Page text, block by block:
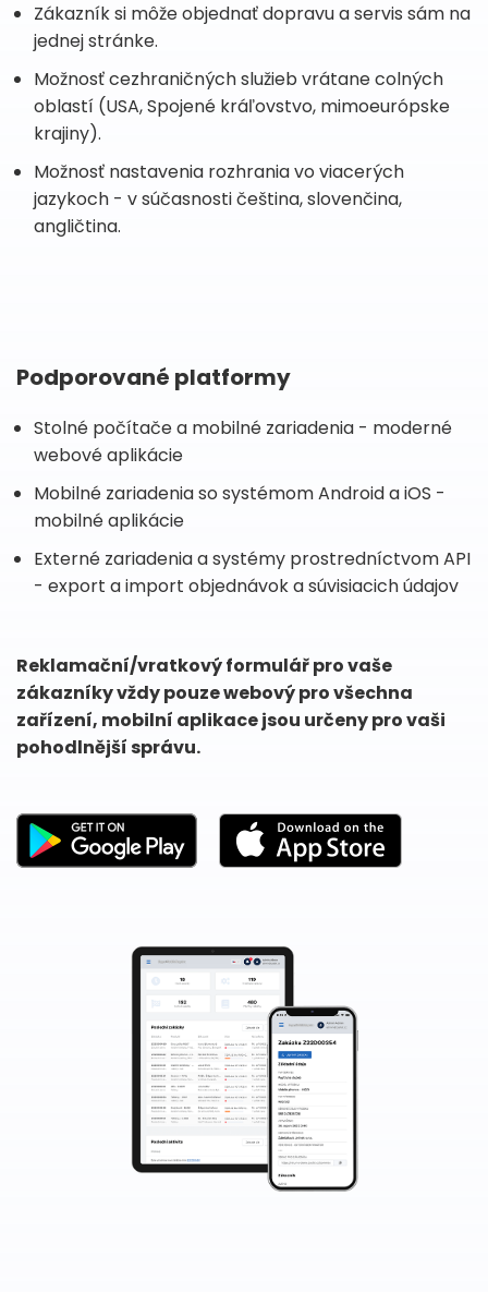
Zákazník si môže objednať dopravu a servis sám na
jednej stránke.
Možnosť cezhraničných služieb vrátane colných
oblastí (USA, Spojené kráľovstvo, mimoeurópske
krajiny).
Možnosť nastavenia rozhrania vo viacerých
jazykoch - v súčasnosti čeština, slovenčina,
angličtina.
Podporované platformy
Stolné počítače a mobilné zariadenia - moderné
webové aplikácie
Mobilné zariadenia so systémom Android a iOS -
mobilné aplikácie
Externé zariadenia a systémy prostredníctvom API
- export a import objednávok a súvisiacich údajov
Reklamační/vratkový formulář pro vaše
zákazníky vždy pouze webový pro všechna
zařízení, mobilní aplikace jsou určeny pro vaši
pohodlnější správu.